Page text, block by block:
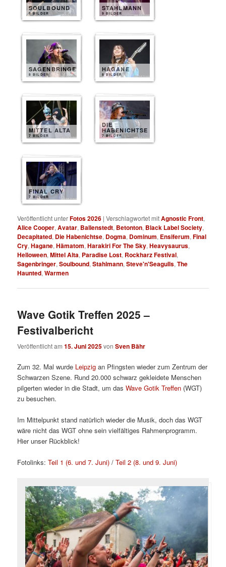
SOULBOUND
9 BILDER
STAHLMANN
9 BILDER
SAGENBRINGER
8 BILDER
HAGANE
8 BILDER
MITTEL ALTA
7 BILDER
DIE
HABENICHTSE
7 BILDER
FINAL CRY
7 BILDER
Veröffentlicht unterFotos 2026 |Verschlagwortet mitAgnostic Front,
Alice Cooper,Avatar, Ballenstedt, Betonton, Black Label Society,
Decapitated, Die Habenichtse, Dogma, Dominum, Ensiferum,Final
Cry,Hagane,Hämatom,Harakiri For The Sky,Heavysaurus,
Helloween,Mittel Alta, Paradise Lost, Rockharz Festival,
Sagenbringer,Soulbound,Stahlmann,Steve'n'Seagulls,The
Haunted,Warmen
Wave Gotik Treffen 2025 –
Festivalbericht
Veröffentlicht am15. Juni 2025vonSven Bähr
Zum 32. Mal wurde Leipzig an Pfingsten wieder zum Zentrum der
Schwarzen Szene. Rund 20.000 schwarz gekleidete Menschen
pilgerten wieder in die Stadt, um dasWave Gotik Treffen (WGT)
zu besuchen.
Im Mittelpunkt stand natürlich wieder die Musik, doch das WGT
wäre nicht das WGT ohne sein vielfältiges Rahmenprogramm.
Hier unser Rückblick!
Fotolinks:Teil 1 (6. und 7. Juni) /Teil 2 (8. und 9. Juni)